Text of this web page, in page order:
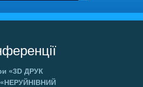
«3D ДРУК
«НЕРУЙНІВНИЙ